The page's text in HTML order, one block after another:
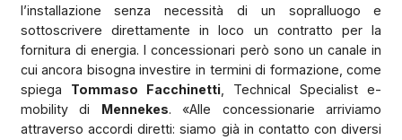
l’installazione senza necessità di un sopralluogo e
sottoscrivere direttamente in loco un contratto per la
fornitura di energia. I concessionari però sono un canale in
cui ancora bisogna investire in termini di formazione, come
spiega Tommaso Facchinetti, Technical Specialist e-
mobility di Mennekes. «Alle concessionarie arriviamo
attraverso accordi diretti: siamo già in contatto con diversi